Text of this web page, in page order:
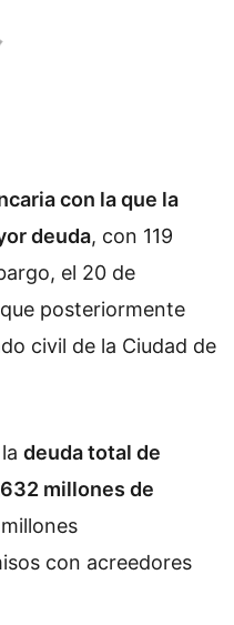
con la que la
deuda, con 119
el 20 de
posteriormente
civil de la Ciudad de
deuda total de
millones de
con acreedores